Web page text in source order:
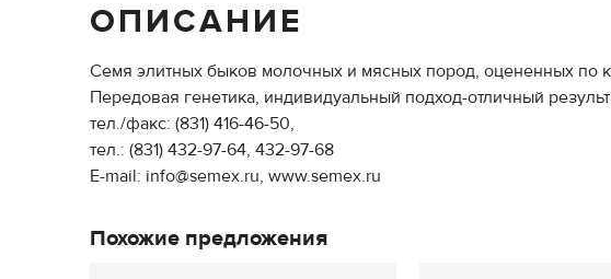
ОПИСАНИЕ
Семя элитных быков молочных и мясных пород, оцененных по
Передовая генетика, индивидуальный подход-отличный
тел./факс: (831) 416-46-50,
тел.: (831) 432-97-64, 432-97-68
E-mail: info@semex.ru, www.semex.ru
Похожие предложения